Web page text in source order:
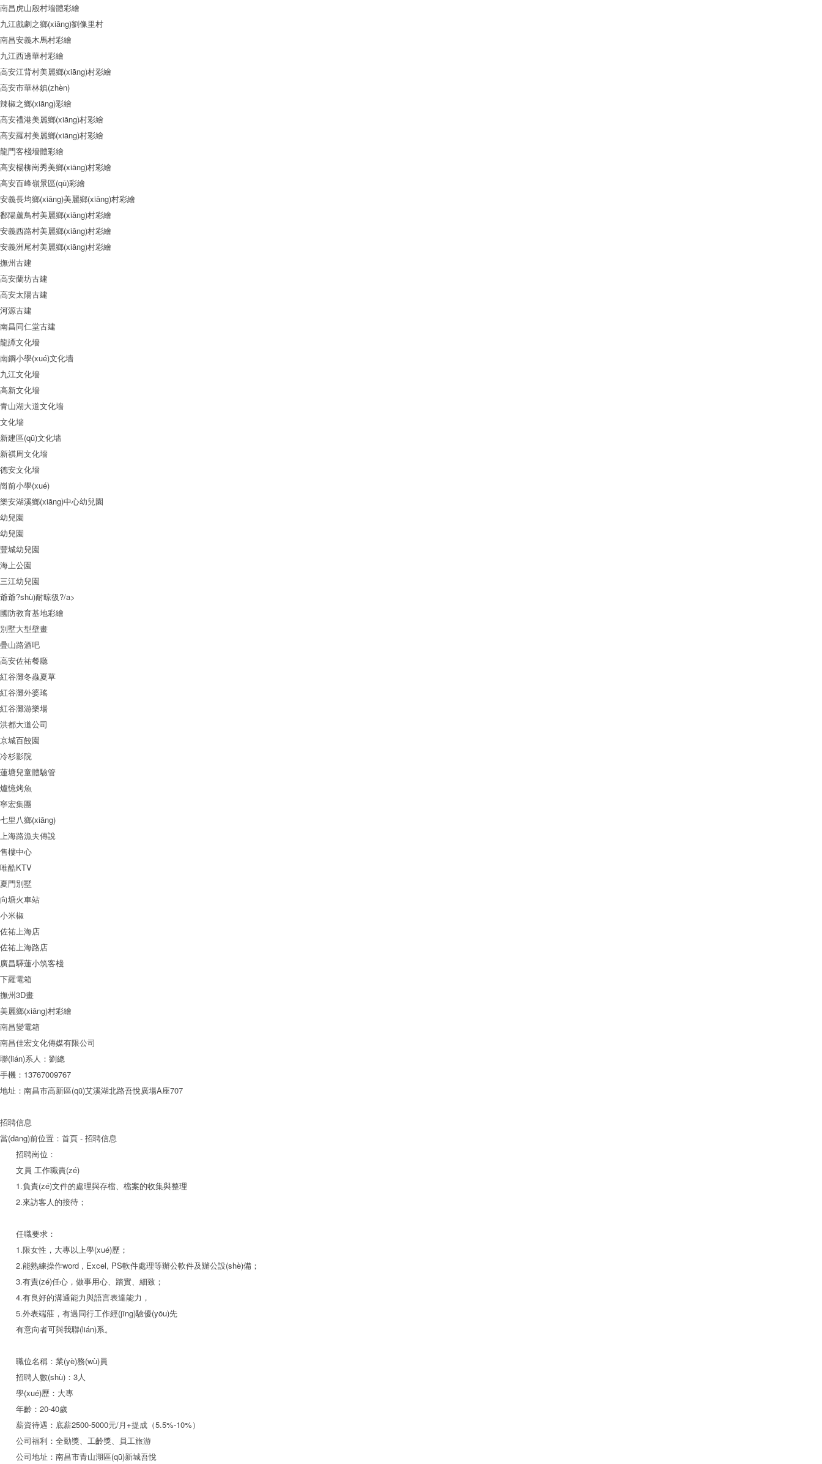
南昌虎山殷村墻體彩繪
九江戲劇之鄉(xiāng)劉像里村
南昌安義木馬村彩繪
九江西邊華村彩繪
高安江背村美麗鄉(xiāng)村彩繪
高安市華林鎮(zhèn)
辣椒之鄉(xiāng)彩繪
高安禮港美麗鄉(xiāng)村彩繪
高安羅村美麗鄉(xiāng)村彩繪
龍門客棧墻體彩繪
高安楊柳崗秀美鄉(xiāng)村彩繪
高安百峰嶺景區(qū)彩繪
安義長均鄉(xiāng)美麗鄉(xiāng)村彩繪
鄱陽蘆鳥村美麗鄉(xiāng)村彩繪
安義西路村美麗鄉(xiāng)村彩繪
安義洲尾村美麗鄉(xiāng)村彩繪
撫州古建
高安蘭坊古建
高安太陽古建
河源古建
南昌同仁堂古建
龍譚文化墻
南鋼小學(xué)文化墻
九江文化墻
高新文化墻
青山湖大道文化墻
文化墻
新建區(qū)文化墻
新祺周文化墻
德安文化墻
崗前小學(xué)
樂安湖溪鄉(xiāng)中心幼兒園
幼兒園
幼兒園
豐城幼兒園
海上公園
三江幼兒園
爺爺?shù)耐晾彶?/a>
國防教育基地彩繪
別墅大型壁畫
疊山路酒吧
高安佐祐餐廳
紅谷灘冬蟲夏草
紅谷灘外婆瑤
紅谷灘游樂場
洪都大道公司
京城百餃園
冷杉影院
蓮塘兒童體驗管
爐憶烤魚
寧宏集團
七里八鄉(xiāng)
上海路漁夫傳說
售樓中心
唯酷KTV
夏門別墅
向塘火車站
小米椒
佐祐上海店
佐祐上海路店
廣昌驛蓮小筑客棧
下羅電箱
撫州3D畫
美麗鄉(xiāng)村彩繪
南昌變電箱
南昌佳宏文化傳媒有限公司
聯(lián)系人：劉總
手機：13767009767
地址：南昌市高新區(qū)艾溪湖北路吾悅廣場A座707
招聘信息
當(dāng)前位置： 首頁 - 招聘信息
招聘崗位：
文員 工作職責(zé)
1.負責(zé)文件的處理與存檔、檔案的收集與整理
2.來訪客人的接待；
任職要求：
1.限女性，大專以上學(xué)歷；
2.能熟練操作word , Excel, PS軟件處理等辦公軟件及辦公設(shè)備；
3.有責(zé)任心，做事用心、踏實、細致；
4.有良好的溝通能力與語言表達能力，
5.外表端莊，有過同行工作經(jīng)驗優(yōu)先
有意向者可與我聯(lián)系。
職位名稱：業(yè)務(wù)員
招聘人數(shù)：3人
學(xué)歷：大專
年齡：20-40歲
薪資待遇：底薪2500-5000元/月+提成（5.5%-10%）
公司福利：全勤獎、工齡獎、員工旅游
公司地址：南昌市青山湖區(qū)新城吾悅